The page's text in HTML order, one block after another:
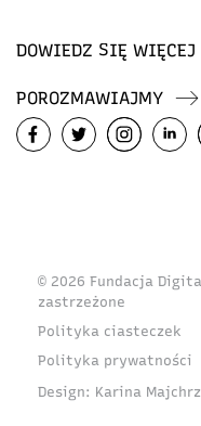
DOWIEDZ SIĘ WIĘCEJ
POROZMAWIAJMY
© 2026 Fundacja
zastrzeżone
Polityka ciasteczek
Polityka prywatności
Design: Karina